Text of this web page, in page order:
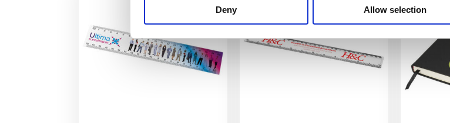
Deny Allow selection